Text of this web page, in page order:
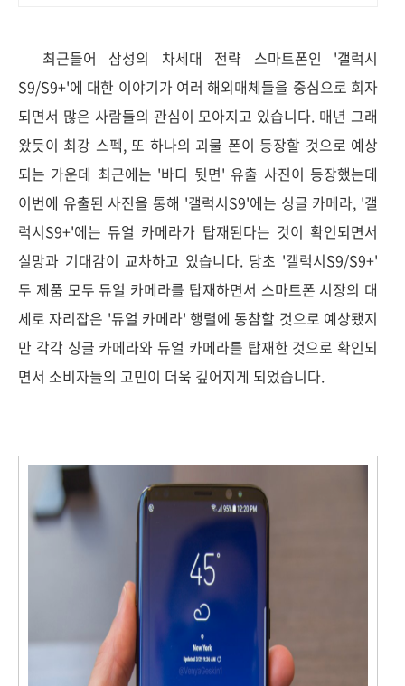
최근들어 삼성의 차세대 전략 스마트폰인 '갤럭시
S9/S9+'에 대한 이야기가 여러 해외매체들을 중심으로 회자
되면서 많은 사람들의 관심이 모아지고 있습니다. 매년 그래
왔듯이 최강 스펙, 또 하나의 괴물 폰이 등장할 것으로 예상
되는 가운데 최근에는 '바디 뒷면' 유출 사진이 등장했는데
이번에 유출된 사진을 통해 '갤럭시S9'에는 싱글 카메라, '갤
럭시S9+'에는 듀얼 카메라가 탑재된다는 것이 확인되면서
실망과 기대감이 교차하고 있습니다. 당초 '갤럭시S9/S9+'
두 제품 모두 듀얼 카메라를 탑재하면서 스마트폰 시장의 대
세로 자리잡은 '듀얼 카메라' 행렬에 동참할 것으로 예상됐지
만 각각 싱글 카메라와 듀얼 카메라를 탑재한 것으로 확인되
면서 소비자들의 고민이 더욱 깊어지게 되었습니다.